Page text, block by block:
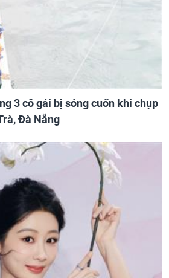
3 cô gái bị sóng cuốn khi chụp
Đà Nẵng